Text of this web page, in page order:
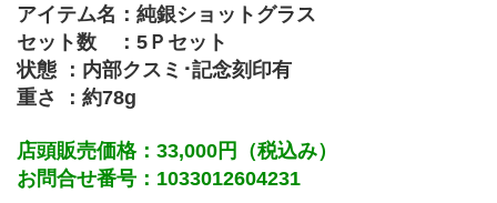
アイテム名：純銀ショットグラス
セット数　：5Ｐセット
状態 ：内部クスミ･記念刻印有
重さ ：約78g
店頭販売価格：33,000円（税込み）
お問合せ番号：1033012604231